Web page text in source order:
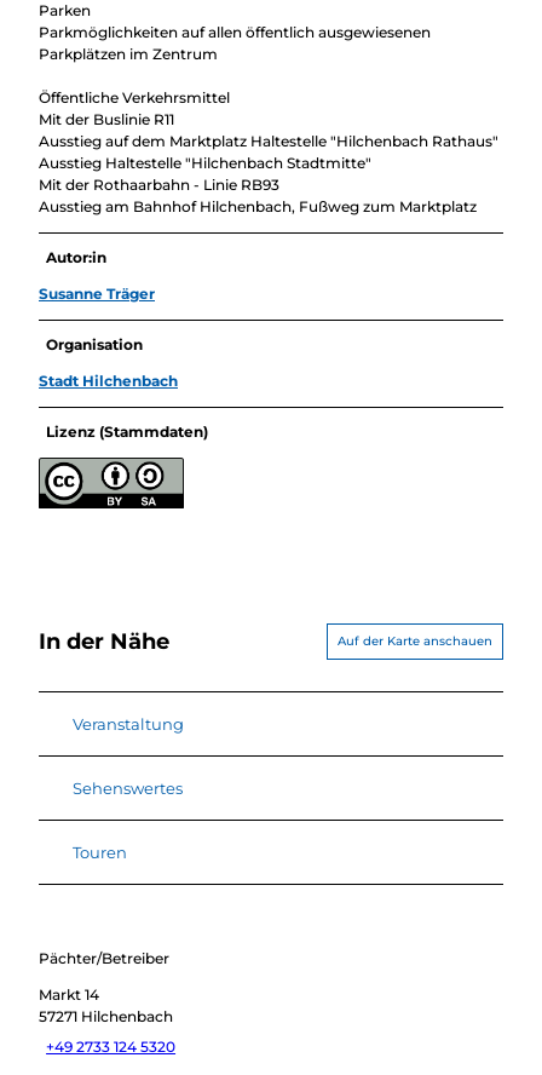
Parken
Parkmöglichkeiten auf allen öffentlich ausgewiesenen
Parkplätzen im Zentrum
Öffentliche Verkehrsmittel
Mit der Buslinie R11
Ausstieg auf dem Marktplatz Haltestelle "Hilchenbach Rathaus"
Ausstieg Haltestelle "Hilchenbach Stadtmitte"
Mit der Rothaarbahn - Linie RB93
Ausstieg am Bahnhof Hilchenbach, Fußweg zum Marktplatz
Autor:in
Susanne Träger
Organisation
Stadt Hilchenbach
Lizenz (Stammdaten)
In der Nähe Auf der Karte anschauen
Veranstaltung
Sehenswertes
Touren
Pächter/Betreiber
Markt 14
57271 Hilchenbach
+49 2733 124 5320